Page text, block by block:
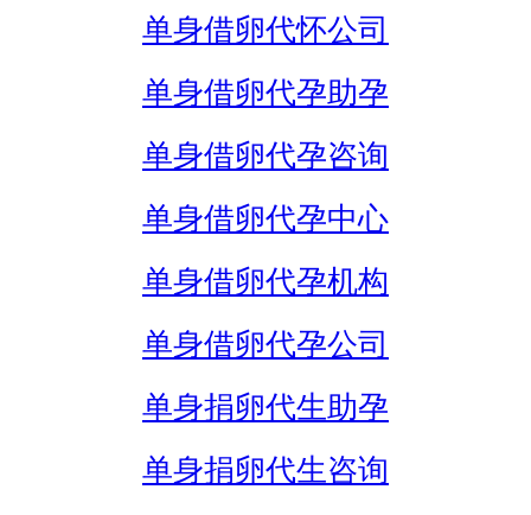
单身借卵代怀公司
单身借卵代孕助孕
单身借卵代孕咨询
单身借卵代孕中心
单身借卵代孕机构
单身借卵代孕公司
单身捐卵代生助孕
单身捐卵代生咨询